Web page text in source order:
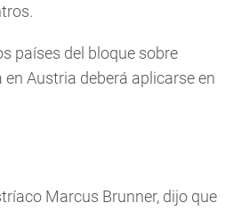
países del bloque sobre
Austria deberá aplicarse en
Marcus Brunner, dijo que